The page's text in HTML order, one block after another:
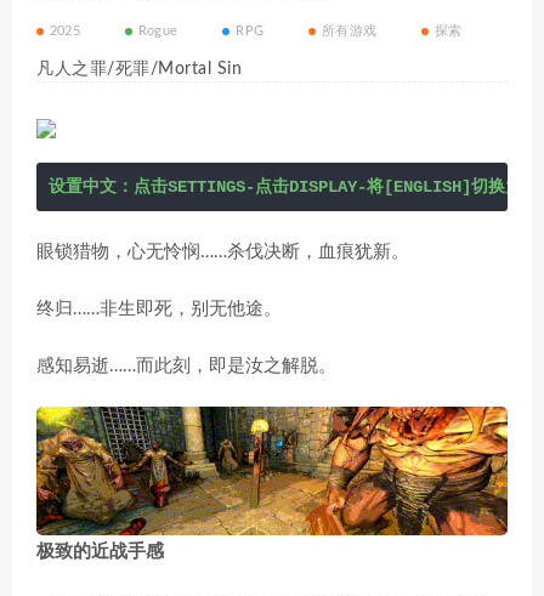
2025 Rogue RPG 所有游戏 探索
凡人之罪/死罪/Mortal Sin
设置中文：点击SETTINGS-点击DISPLAY-将[ENGLISH]切换为
眼锁猎物，心无怜悯……杀伐决断，血痕犹新。
终归……非生即死，别无他途。
感知易逝……而此刻，即是汝之解脱。
极致的近战手感